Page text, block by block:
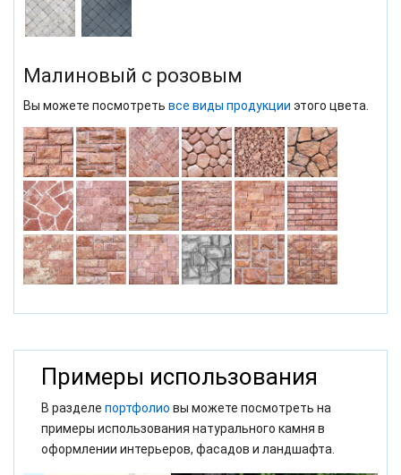
Малиновый с розовым
Вы можете посмотреть все виды продукции этого цвета.
Примеры использования
В разделе портфолио вы можете посмотреть на
примеры использования натурального камня в
оформлении интерьеров, фасадов и ландшафта.